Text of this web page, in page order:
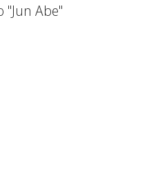
"Jun Abe"